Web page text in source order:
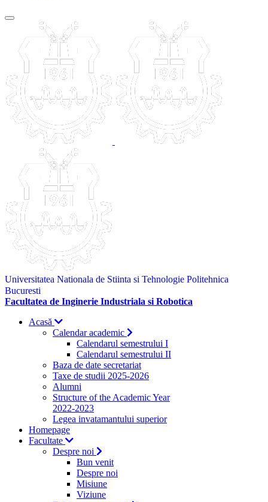
Universitatea Nationala de Stiinta si Tehnologie Politehnica
Bucuresti
Facultatea de Inginerie Industriala si Robotica
Acasă
Calendar academic
Calendarul semestrului I
Calendarul semestrului II
Baza de date secretariat
Taxe de studii 2025-2026
Alumni
Structure of the Academic Year
2022-2023
Legea invatamantului superior
Homepage
Facultate
Despre noi
Bun venit
Despre noi
Misiune
Viziune